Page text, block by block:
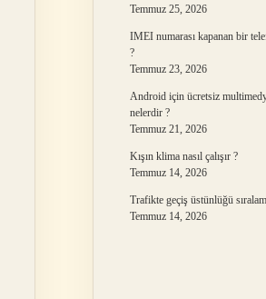
Temmuz 25, 2026
IMEI numarası kapanan bir
?
Temmuz 23, 2026
Android için ücretsiz
nelerdir ?
Temmuz 21, 2026
Kışın klima nasıl çalışır ?
Temmuz 14, 2026
Trafikte geçiş üstünlüğü
Temmuz 14, 2026